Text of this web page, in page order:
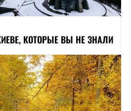
КОТОРЫЕ ВЫ НЕ ЗНАЛИ